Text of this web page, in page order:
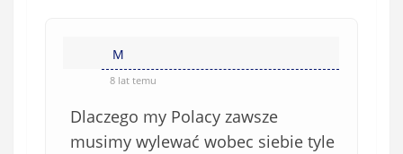
M
8 lat temu
Dlaczego my Polacy zawsze
musimy wylewać wobec siebie tyle